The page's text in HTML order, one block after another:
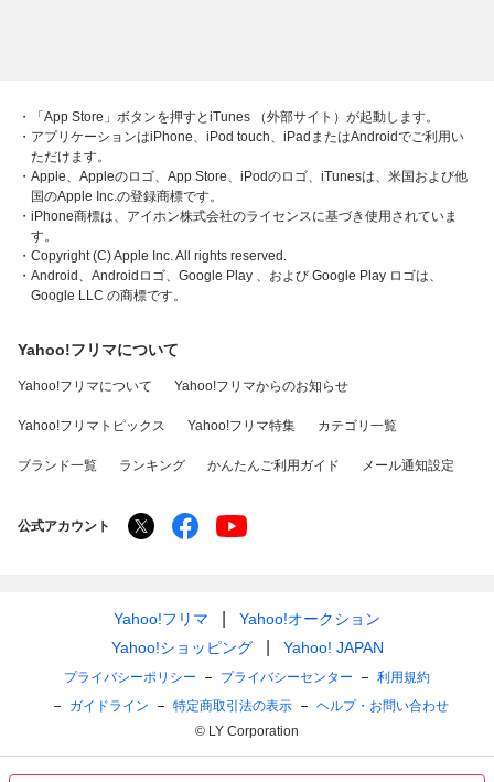
・「App Store」ボタンを押すとiTunes （外部サイト）が起動します。
・アプリケーションはiPhone、iPod touch、iPadまたはAndroidでご利用い
ただけます。
・Apple、Appleのロゴ、App Store、iPodのロゴ、iTunesは、米国および他
国のApple Inc.の登録商標です。
・iPhone商標は、アイホン株式会社のライセンスに基づき使用されていま
す。
・Copyright (C) Apple Inc. All rights reserved.
・Android、Androidロゴ、Google Play 、および Google Play ロゴは、
Google LLC の商標です。
Yahoo!フリマについて
Yahoo!フリマについて Yahoo!フリマからのお知らせ
Yahoo!フリマトピックス Yahoo!フリマ特集 カテゴリ一覧
ブランド一覧 ランキング かんたんご利用ガイド メール通知設定
公式アカウント
Yahoo!フリマ
Yahoo!オークション
Yahoo!ショッピング
Yahoo! JAPAN
プライバシーポリシー プライバシーセンター
利用規約
ガイドライン
特定商取引法の表示
ヘルプ・お問い合わせ
© LY Corporation